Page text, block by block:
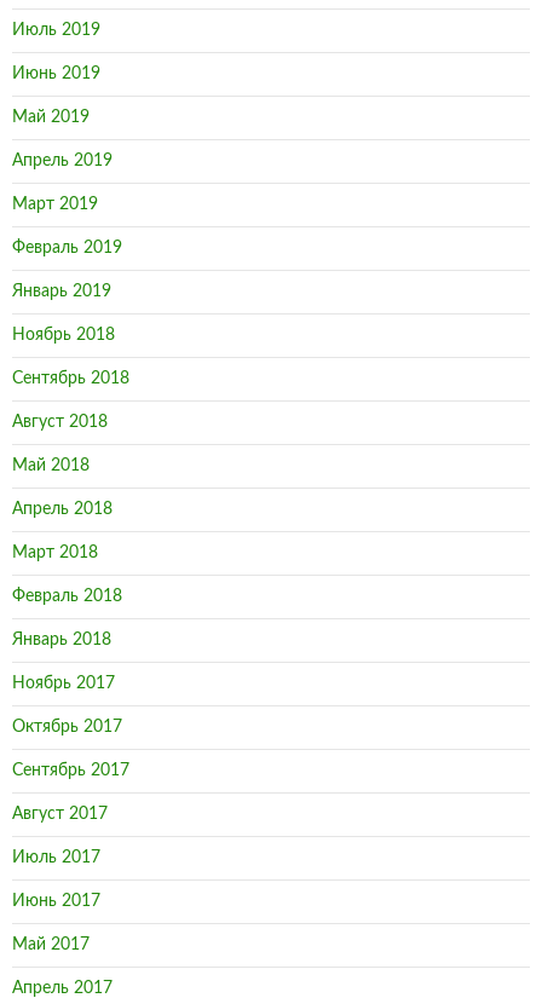
Июль 2019
Июнь 2019
Май 2019
Апрель 2019
Март 2019
Февраль 2019
Январь 2019
Ноябрь 2018
Сентябрь 2018
Август 2018
Май 2018
Апрель 2018
Март 2018
Февраль 2018
Январь 2018
Ноябрь 2017
Октябрь 2017
Сентябрь 2017
Август 2017
Июль 2017
Июнь 2017
Май 2017
Апрель 2017